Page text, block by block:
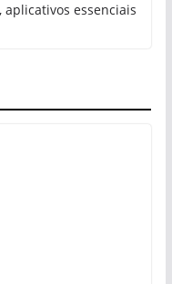
essenciais